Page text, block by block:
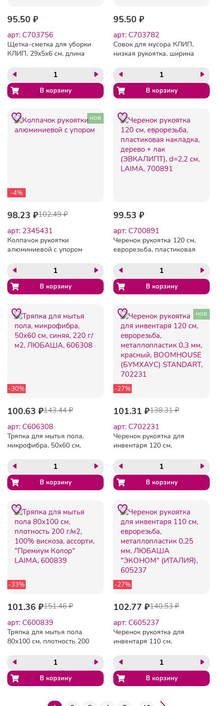
95.50 ₽
арт: C703756
Щетка-сметка для уборки
КЛИП, 29х5х6 см, длина
YORK AZUR, 060030
95.50 ₽
арт: C703782
Совок для мусора КЛИП,
низкая рукоятка, ширина
YORK AZUR, 061030
-4%
нов
98.23 ₽102.49 ₽
арт: 2345431
Колпачок рукоятки
алюминиевой с упором
99.53 ₽
арт: C700891
Черенок рукоятка 120 см,
еврорезьба, пластиковая
(ЭВКАЛИПТ), d=2,2 см,
LAIMA, 700891
-30%
100.63 ₽143.44 ₽
арт: C606308
Тряпка для мытья пола,
микрофибра, 50х60 см,
606308
-27%
нов
101.31 ₽138.31 ₽
арт: C702231
Черенок рукоятка для
инвентаря 120 см,
металлопластик 0,3 мм,
красный, BOOMHOUSE
(БУМХАУС) STANDART,
702231
-33%
101.36 ₽151.46 ₽
арт: C600839
Тряпка для мытья пола
80х100 см, плотность 200
ассорти, "Премиум Колор"
LAIMA, 600839
-27%
102.77 ₽140.53 ₽
арт: C605237
Черенок рукоятка для
инвентаря 110 см,
металлопластик 0,25 мм,
ЛЮБАША "ЭКОНОМ"
(ИТАЛИЯ), 605237